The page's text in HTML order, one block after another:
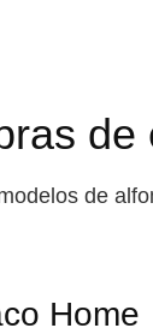
de
Home